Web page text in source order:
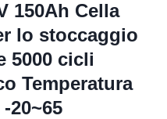
150Ah Cella
lo stoccaggio
5000 cicli
Temperatura
20~65